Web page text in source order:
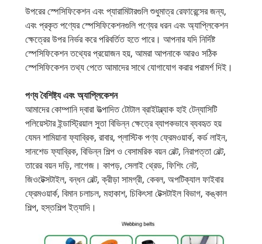
উপরের স্পেসিফিকেশন এবং প্যারামিটারগুলি শুধুমাত্র রেফারেন্সের জন্য,
এবং প্রকৃত পণ্যের স্পেসিফিকেশনগুলি পণ্যের ধরন এবং অ্যাপ্লিকেশন
ক্ষেত্রের উপর নির্ভর করে পরিবর্তিত হতে পারে। আপনার যদি নির্দিষ্ট
স্পেসিফিকেশন তথ্যের প্রয়োজন হয়, আমরা আপনাকে আরও সঠিক
স্পেসিফিকেশন তথ্য পেতে আমাদের সাথে যোগাযোগ করার পরামর্শ দিই।
পণ্য বৈশিষ্ট্য এবং অ্যাপ্লিকেশন
আমাদের কোম্পানি দ্বারা উত্পাদিত টোটাল ব্রাইটব্ল্যাক হাই টেন্যাসিটি
পলিয়েস্টার ইন্ডাস্ট্রিয়াল সুতা বিভিন্ন ক্ষেত্রে ব্যাপকভাবে ব্যবহৃত হয়
যেমন শামিয়ানা ফ্যাব্রিক, রাবার, প্লাস্টিক পণ্য ফ্রেমওয়ার্ক, কর্ড লাইন,
সানশেড ফ্যাব্রিক, বিভিন্ন শিল্প ও বেসামরিক বয়ন বেল্ট, নিরাপত্তা বেল্ট,
তারের বয়ন দড়ি, লাগেজ। কাপড়, সেলাই থ্রেড, ফিশিং নেট,
জিওটেক্সটাইল, বন্ধন বেল্ট, ক্রীড়া সামগ্রী, কেবল, অপটিক্যাল ফাইবার
ফ্রেমওয়ার্ক, বিমান চলাচল, মহাকাশ, চিকিৎসা টেক্সটাইল বিভাগ, কঙ্কাল
শিল্প, হস্তশিল্প ইত্যাদি।